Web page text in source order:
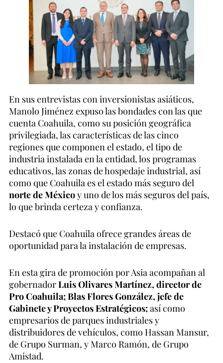
En sus entrevistas con inversionistas asiáticos,
Manolo Jiménez expuso las bondades con las que
cuenta Coahuila, como su posición geográfica
privilegiada, las características de las cinco
regiones que componen el estado, el tipo de
industria instalada en la entidad, los programas
educativos, las zonas de hospedaje industrial, así
como que Coahuila es el estado más seguro del
norte de Méxicoy uno de los más seguros del país,
lo que brinda certeza y confianza.
Destacó que Coahuila ofrece grandes áreas de
oportunidad para la instalación de empresas.
En esta gira de promoción por Asia acompañan al
gobernadorLuis Olivares Martínez, director de
Pro Coahuila; Blas Flores González, jefe de
Gabinete y Proyectos Estratégicos;así como
empresarios de parques industriales y
distribuidores de vehículos, como Hassan Mansur,
de Grupo Surman, y Marco Ramón, de Grupo
Amistad.